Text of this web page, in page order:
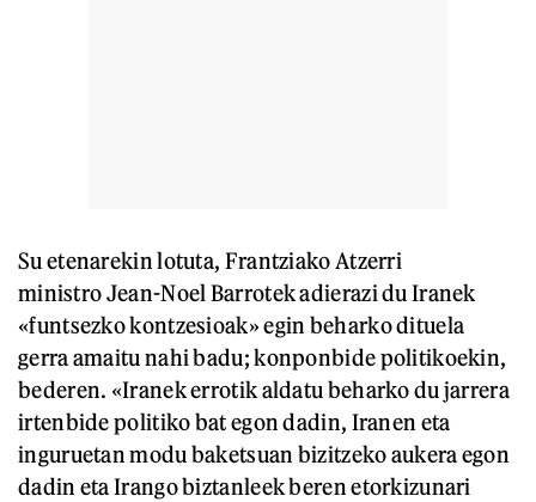
Su etenarekin lotuta, Frantziako Atzerri
ministro Jean-Noel Barrotek adierazi du Iranek
«funtsezko kontzesioak» egin beharko dituela
gerra amaitu nahi badu; konponbide politikoekin,
bederen. «Iranek errotik aldatu beharko du jarrera
irtenbide politiko bat egon dadin, Iranen eta
inguruetan modu baketsuan bizitzeko aukera egon
dadin eta Irango biztanleek beren etorkizunari